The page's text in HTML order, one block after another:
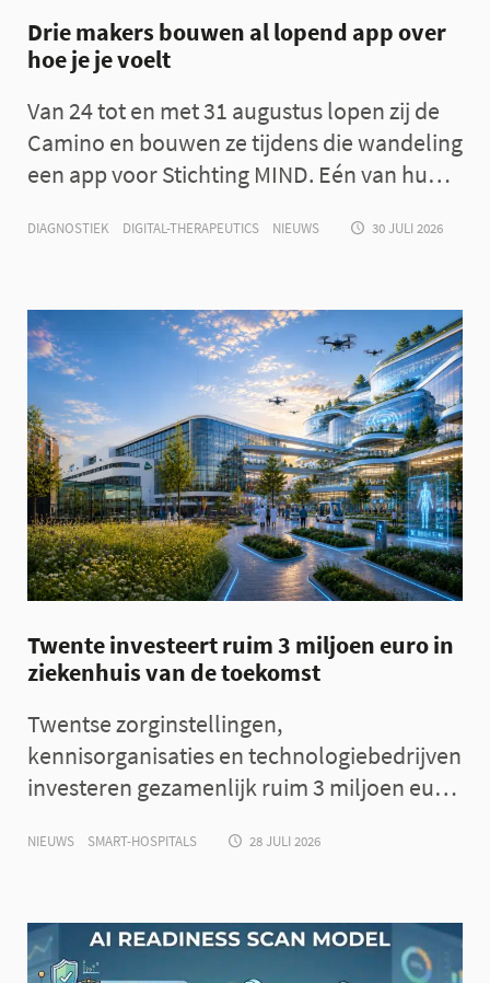
Drie makers bouwen al lopend app over
hoe je je voelt
Van 24 tot en met 31 augustus lopen zij de
Camino en bouwen ze tijdens die wandeling
een app voor Stichting MIND. Eén van hun
technologie productief kunt gebruiken
DIAGNOSTIEK DIGITAL-THERAPEUTICS NIEUWS 30 JULI 2026
Twente investeert ruim 3 miljoen euro in
ziekenhuis van de toekomst
Twentse zorginstellingen,
kennisorganisaties en technologiebedrijven
investeren gezamenlijk ruim 3 miljoen euro
de Toekomst’. Het programma moet
andere organisatie van de zorg.
NIEUWS SMART-HOSPITALS 28 JULI 2026